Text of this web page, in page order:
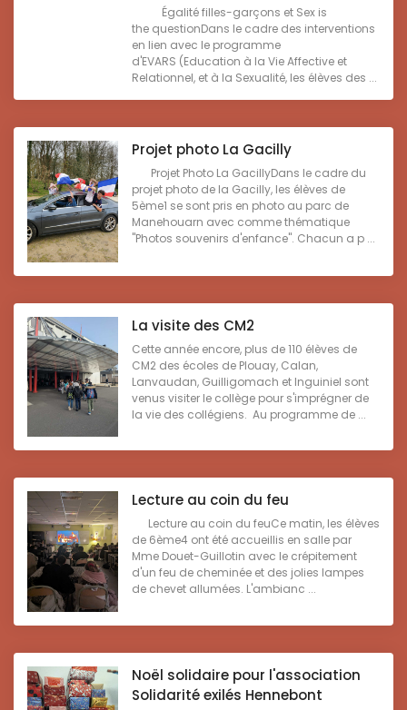
Égalité filles-garçons et Sex is
the questionDans le cadre des interventions
en lien avec le programme
d'EVARS (Education à la Vie Affective et
Relationnel, et à la Sexualité, les élèves des ...
Projet photo La Gacilly
Projet Photo La GacillyDans le cadre du
projet photo de la Gacilly, les élèves de
5ème1 se sont pris en photo au parc de
Manehouarn avec comme thématique
"Photos souvenirs d'enfance". Chacun a p ...
La visite des CM2
Cette année encore, plus de 110 élèves de
CM2 des écoles de Plouay, Calan,
Lanvaudan, Guilligomach et Inguiniel sont
venus visiter le collège pour s'imprégner de
la vie des collégiens. Au programme de ...
Lecture au coin du feu
Lecture au coin du feuCe matin, les élèves
de 6ème4 ont été accueillis en salle par
Mme Douet-Guillotin avec le crépitement
d'un feu de cheminée et des jolies lampes
de chevet allumées. L'ambianc ...
Noël solidaire pour l'association
Solidarité exilés Hennebont